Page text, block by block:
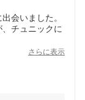
会いました。
チュニックに
た。嬉しいで
さらに表示